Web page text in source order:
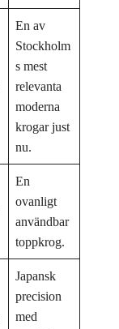
En av
Stockholm
s mest
relevanta
moderna
krogar just
nu.
En
ovanligt
användbar
toppkrog.
Japansk
precision
med